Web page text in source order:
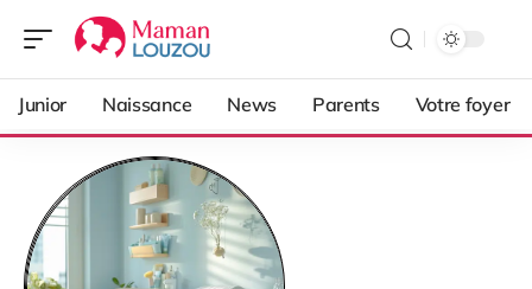
Junior Naissance News Parents Votre foyer